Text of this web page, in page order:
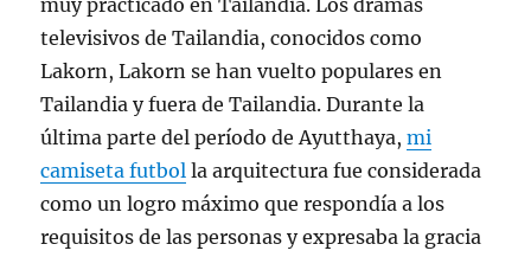
muy practicado en Tailandia. Los dramas
televisivos de Tailandia, conocidos como
Lakorn, Lakorn se han vuelto populares en
Tailandia y fuera de Tailandia. Durante la
última parte del período de Ayutthaya,mi
camiseta futbol la arquitectura fue considerada
como un logro máximo que respondía a los
requisitos de las personas y expresaba la gracia